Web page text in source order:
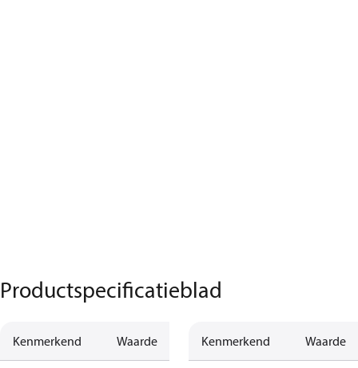
Productspecificatieblad
Kenmerkend Waarde Kenmerkend Waarde